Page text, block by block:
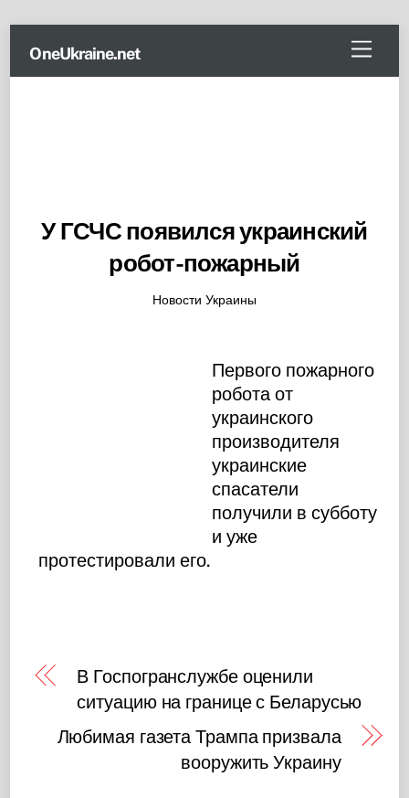
content
Menu
OneUkraine.net
У ГСЧС появился украинский
робот-пожарный
Новости Украины
Первого пожарного
робота от
украинского
производителя
украинские
спасатели
получили в субботу
и уже
протестировали его.
В Госпогранслужбе оценили
ситуацию на границе с Беларусью
Любимая газета Трампа призвала
вооружить Украину